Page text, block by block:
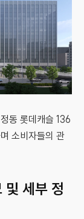
동 롯데캐슬 136
소비자들의 관
및 세부 정